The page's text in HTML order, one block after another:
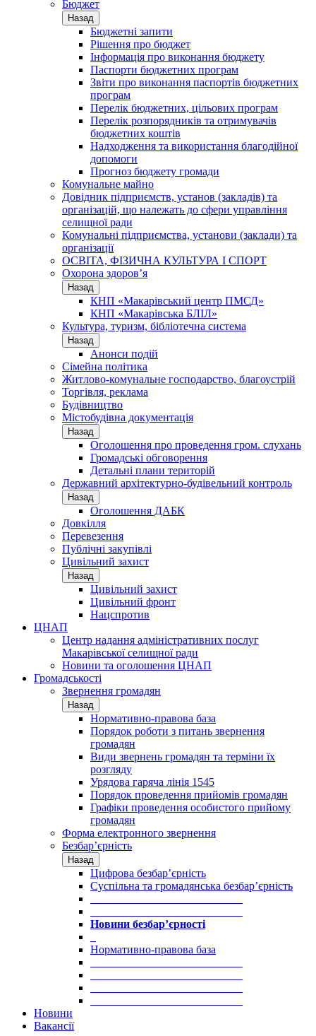
Бюджет
Назад
Бюджетні запити
Рішення про бюджет
Інформація про виконання бюджету
Паспорти бюджетних програм
Звіти про виконання паспортів бюджетних
програм
Перелік бюджетних, цільових програм
Перелік розпорядників та отримувачів
бюджетних коштів
Надходження та використання благодійної
допомоги
Прогноз бюджету громади
Комунальне майно
Довідник підприємств, установ (закладів) та
організацій, що належать до сфери управління
селищної ради
Комунальні підприємства, установи (заклади) та
організації
ОСВІТА, ФІЗИЧНА КУЛЬТУРА І СПОРТ
Охорона здоров’я
Назад
КНП «Макарівський центр ПМСД»
КНП «Макарівська БЛІЛ»
Культура, туризм, бібліотечна система
Назад
Анонси подій
Сімейна політика
Житлово-комунальне господарство, благоустрій
Торгівля, реклама
Будівництво
Містобудівна документація
Назад
Оголошення про проведення гром. слухань
Громадські обговорення
Детальні плани територій
Державний архітектурно-будівельний контроль
Назад
Оголошення ДАБК
Довкілля
Перевезення
Публічні закупівлі
Цивільний захист
Назад
Цивільний захист
Цивільний фронт
Нацспротив
ЦНАП
Центр надання адміністративних послуг
Макарівської селищної ради
Новини та оголошення ЦНАП
Громадськості
Звернення громадян
Назад
Нормативно-правова база
Порядок роботи з питань звернення
громадян
Види звернень громадян та терміни їх
розгляду
Урядова гаряча лінія 1545
Порядок проведення прийомів громадян
Графіки проведення особистого прийому
громадян
Форма електронного звернення
Безбар’єрність
Назад
Цифрова безбар’єрність
Суспільна та громадянська безбар’єрність
Новини безбар’єрності
Нормативно-правова база
Новини
Вакансії